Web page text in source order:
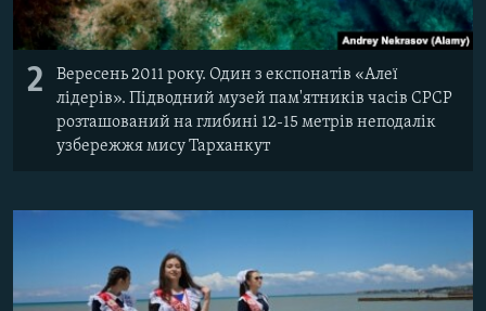
2
Вересень 2011 року. Один з експонатів «Алеї
лідерів». Підводний музей пам'ятників часів СРСР
розташований на глибині 12-15 метрів неподалік
узбережжя мису Тарханкут